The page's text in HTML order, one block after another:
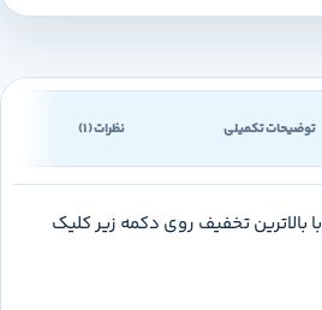
توضیحات تکمیلی نظرات (1)
با بالاترین تخفیف روی دکمه زیر کلیک